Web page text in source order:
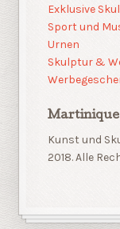
Exklusive
Sport und
Urnen
Skulptur &
Kunst und
2018. Alle